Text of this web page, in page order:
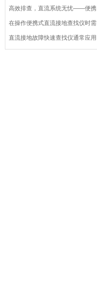
危害？
高效排查，直流系统无忧——便携
式直流接地故障定位仪的五大优势
在操作便携式直流接地查找仪时需
要注意哪些安全事项？
直流接地故障快速查找仪通常应用
于以下几个方面